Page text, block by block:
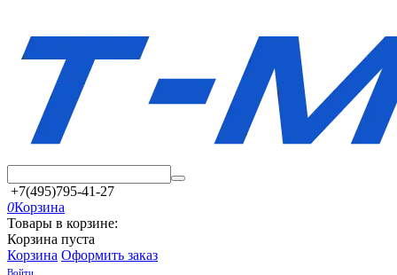
+7(495)795-41-27
0Корзина
Товары в корзине:
Корзина пуста
Корзина Оформить заказ
Войти